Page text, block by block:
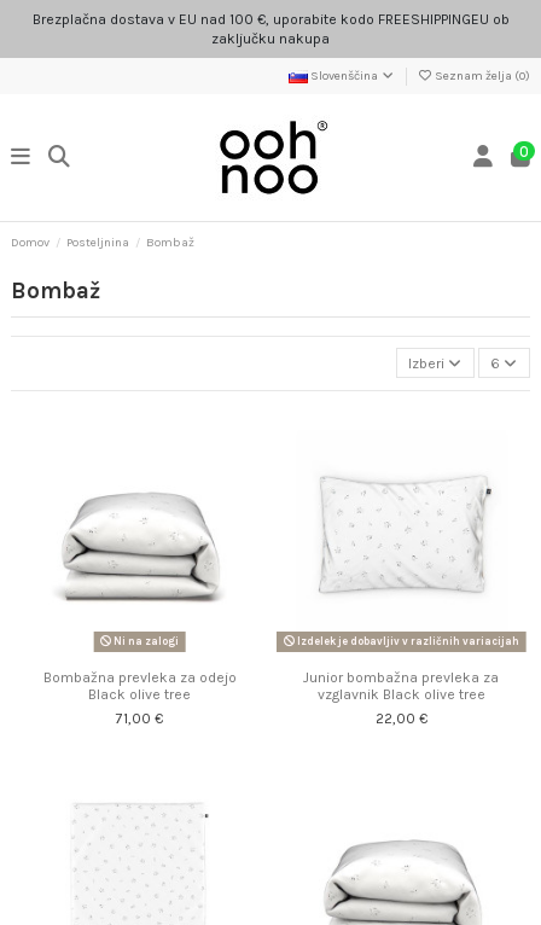
Brezplačna dostava v EU nad 100 €, uporabite kodo FREESHIPPINGEU ob
zaključku nakupa
Slovenščina Seznam želja (0)
0
Domov Posteljnina Bombaž
Bombaž
Izberi 6
Ni na zalogi
Bombažna prevleka za odejo
Black olive tree
71,00 €
Izdelek je dobavljiv v različnih variacijah
Junior bombažna prevleka za
vzglavnik Black olive tree
22,00 €